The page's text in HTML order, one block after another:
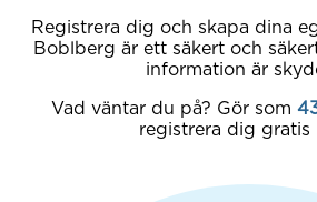
Registrera dig och skapa dina
Boblberg är ett säkert och
information är
Vad väntar du på? Gör som
registrera dig gratis